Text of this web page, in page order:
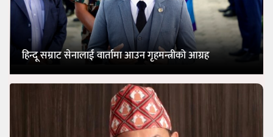
हिन्दू सम्राट सेनालाई वार्तामा आउन गृहमन्त्रीको आग्रह